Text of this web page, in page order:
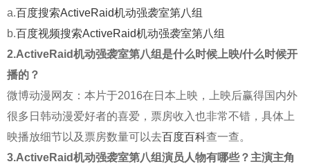
a.百度搜索ActiveRaid机动强袭室第八组
b.百度视频搜索ActiveRaid机动强袭室第八组
2.ActiveRaid机动强袭室第八组是什么时候上映/什么时候开
播的？
微博动漫网友：本片于2016在日本上映，上映后赢得国内外
很多日韩动漫爱好者的喜爱，票房收入也非常不错，具体上
映播放细节以及票房数量可以去百度百科查一查。
3.ActiveRaid机动强袭室第八组演员人物有哪些？主演主角